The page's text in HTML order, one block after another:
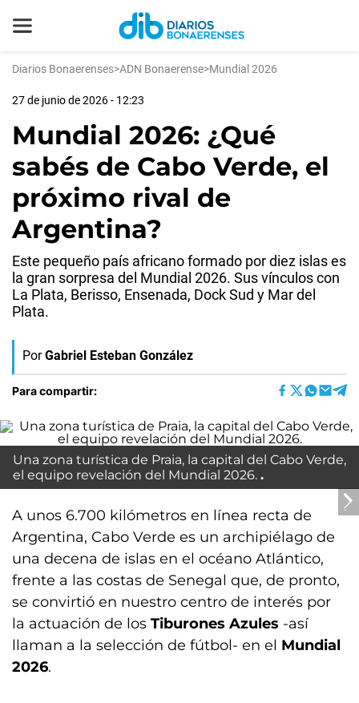
Diarios Bonaerenses>ADN Bonaerense>Mundial 2026
27 de junio de 2026 - 12:23
Mundial 2026: ¿Qué
sabés de Cabo Verde, el
próximo rival de
Argentina?
Este pequeño país africano formado por diez islas es
la gran sorpresa del Mundial 2026. Sus vínculos con
La Plata, Berisso, Ensenada, Dock Sud y Mar del
Plata.
Por Gabriel Esteban González
Para compartir:
Una zona turística de Praia, la capital del Cabo Verde,
el equipo revelación del Mundial 2026.
A unos 6.700 kilómetros en línea recta de
Argentina, Cabo Verde es un archipiélago de
una decena de islas en el océano Atlántico,
frente a las costas de Senegal que, de pronto,
se convirtió en nuestro centro de interés por
la actuación de los Tiburones Azules -así
llaman a la selección de fútbol- en el Mundial
2026.